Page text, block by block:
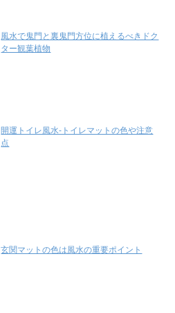
風水で鬼門と裏鬼門方位に植えるべきドク
ター観葉植物
開運トイレ風水-トイレマットの色や注意
点
玄関マットの色は風水の重要ポイント